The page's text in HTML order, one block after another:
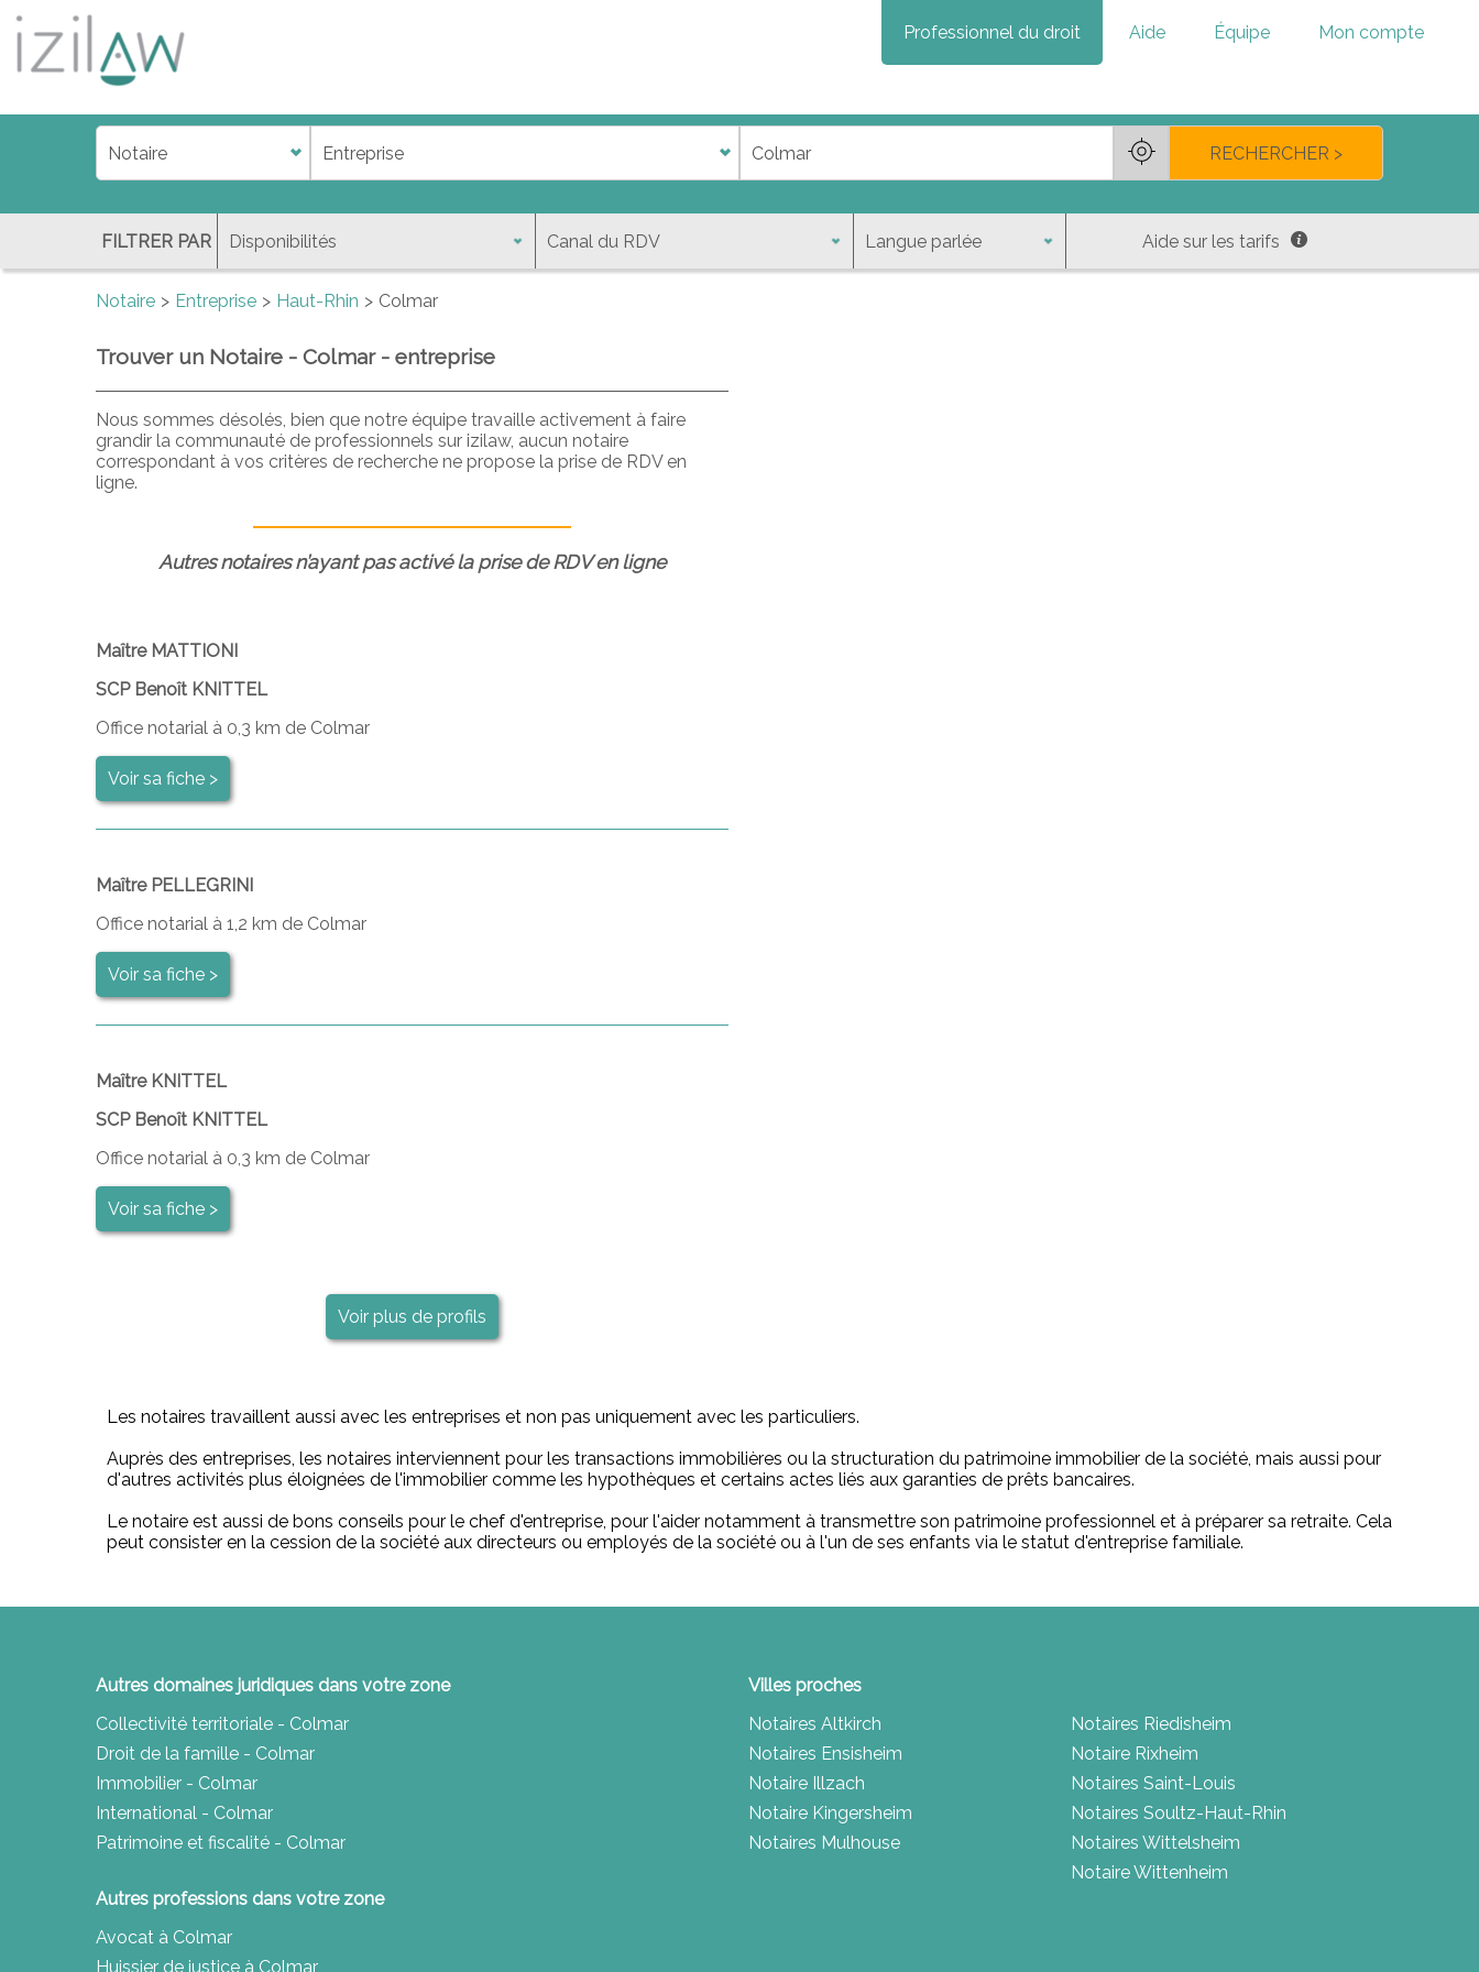
Professionnel du droit Aide Équipe Mon compte
jdadi
fl
RECHERCHER >
FILTRER PAR Aide sur les tarifs
Notaire Entreprise Haut-Rhin Colmar
Trouver un Notaire - Colmar - entreprise
Nous sommes désolés, bien que notre équipe travaille activement à faire
grandir la communauté de professionnels sur izilaw, aucun notaire
correspondant à vos critères de recherche ne propose la prise de RDV en
ligne.
Autres notaires n’ayant pas activé la prise de RDV en ligne
Maître MATTIONI
SCP Benoît KNITTEL
Office notarial à 0,3 km de Colmar
Voir sa fiche >
Maître PELLEGRINI
Office notarial à 1,2 km de Colmar
Voir sa fiche >
Maître KNITTEL
SCP Benoît KNITTEL
Office notarial à 0,3 km de Colmar
Voir sa fiche >
Voir plus de profils
Les notaires travaillent aussi avec les entreprises et non pas uniquement avec les particuliers.
Auprès des entreprises, les notaires interviennent pour les transactions immobilières ou la structuration du patrimoine immobilier de la société, mais aussi pour
d'autres activités plus éloignées de l'immobilier comme les hypothèques et certains actes liés aux garanties de prêts bancaires.
Le notaire est aussi de bons conseils pour le chef d'entreprise, pour l'aider notamment à transmettre son patrimoine professionnel et à préparer sa retraite. Cela
peut consister en la cession de la société aux directeurs ou employés de la société ou à l'un de ses enfants via le statut d'entreprise familiale.
Autres domaines juridiques dans votre zone
Collectivité territoriale - Colmar
Droit de la famille - Colmar
Immobilier - Colmar
International - Colmar
Patrimoine et fiscalité - Colmar
Autres professions dans votre zone
Avocat à Colmar
Huissier de justice à Colmar
Villes proches
Notaires Altkirch
Notaires Ensisheim
Notaire Illzach
Notaire Kingersheim
Notaires Mulhouse
Notaires Riedisheim
Notaire Rixheim
Notaires Saint-Louis
Notaires Soultz-Haut-Rhin
Notaires Wittelsheim
Notaire Wittenheim